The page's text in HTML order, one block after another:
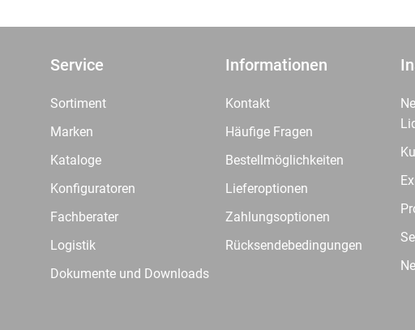
Service
Sortiment
Marken
Kataloge
Konfiguratoren
Fachberater
Logistik
Dokumente und Downloads
Informationen
Kontakt
Häufige Fragen
Bestellmöglichkeiten
Lieferoptionen
Zahlungsoptionen
Rücksendebedingungen